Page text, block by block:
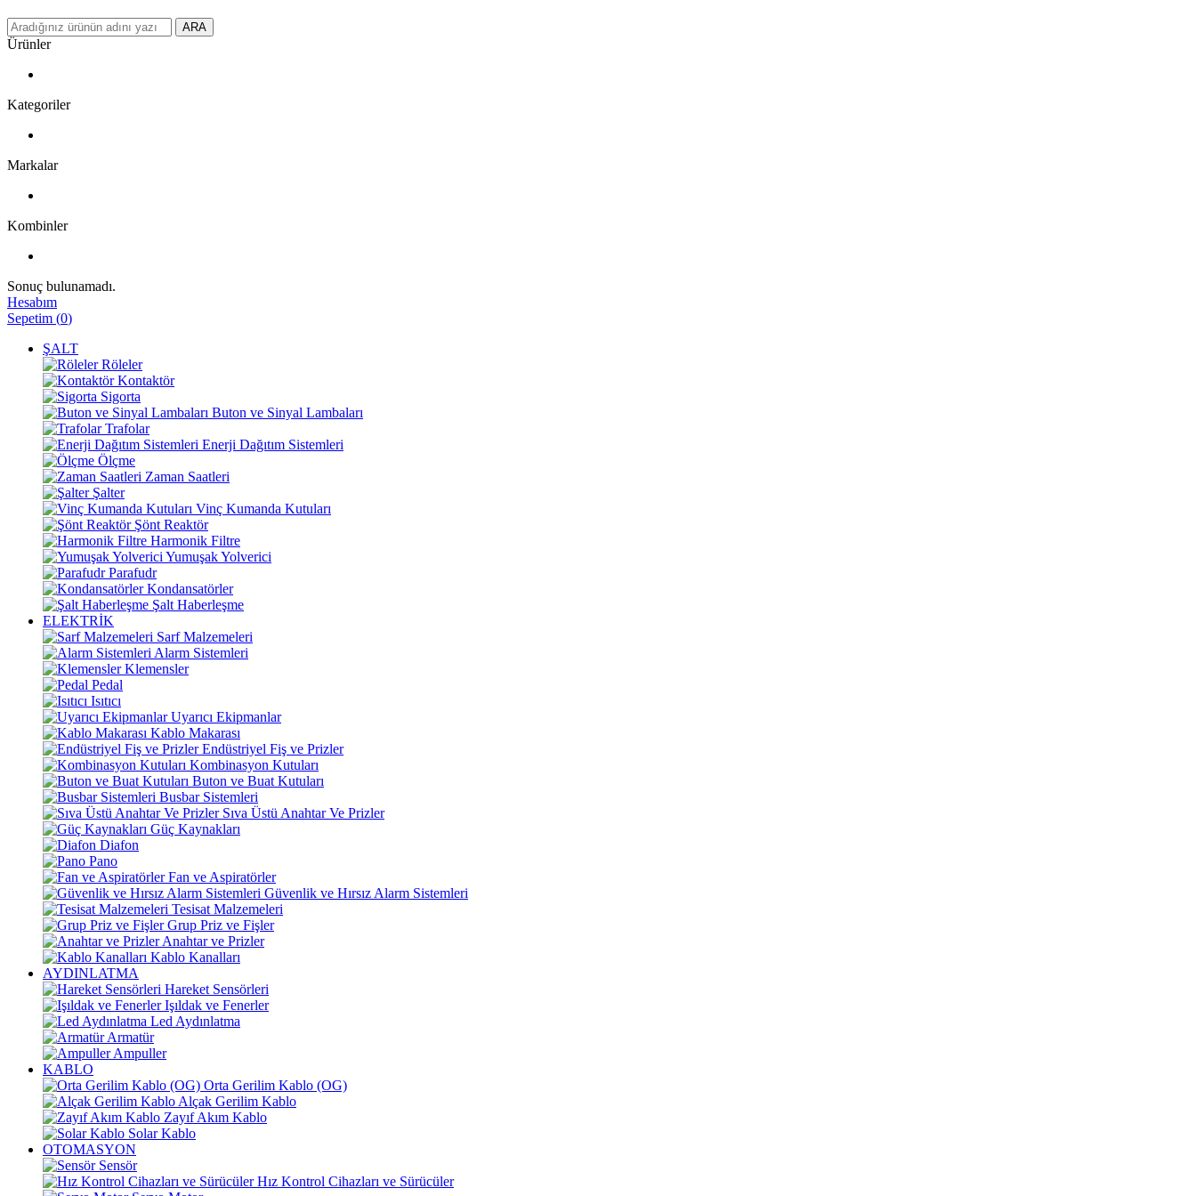
ARA
Ürünler
Kategoriler
Markalar
Kombinler
Sonuç bulunamadı.
Hesabım
Sepetim (0)
ŞALT
Röleler
Kontaktör
Sigorta
Buton ve Sinyal Lambaları
Trafolar
Enerji Dağıtım Sistemleri
Ölçme
Zaman Saatleri
Şalter
Vinç Kumanda Kutuları
Şönt Reaktör
Harmonik Filtre
Yumuşak Yolverici
Parafudr
Kondansatörler
Şalt Haberleşme
ELEKTRİK
Sarf Malzemeleri
Alarm Sistemleri
Klemensler
Pedal
Isıtıcı
Uyarıcı Ekipmanlar
Kablo Makarası
Endüstriyel Fiş ve Prizler
Kombinasyon Kutuları
Buton ve Buat Kutuları
Busbar Sistemleri
Sıva Üstü Anahtar Ve Prizler
Güç Kaynakları
Diafon
Pano
Fan ve Aspiratörler
Güvenlik ve Hırsız Alarm Sistemleri
Tesisat Malzemeleri
Grup Priz ve Fişler
Anahtar ve Prizler
Kablo Kanalları
AYDINLATMA
Hareket Sensörleri
Işıldak ve Fenerler
Led Aydınlatma
Armatür
Ampuller
KABLO
Orta Gerilim Kablo (OG)
Alçak Gerilim Kablo
Zayıf Akım Kablo
Solar Kablo
OTOMASYON
Sensör
Hız Kontrol Cihazları ve Sürücüler